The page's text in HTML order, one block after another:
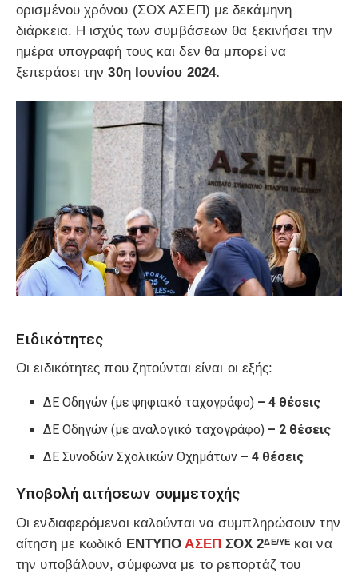
ορισμένου χρόνου (ΣΟΧ ΑΣΕΠ) με δεκάμηνη
διάρκεια. Η ισχύς των συμβάσεων θα ξεκινήσει την
ημέρα υπογραφή τους και δεν θα μπορεί να
ξεπεράσει την 30η Ιουνίου 2024.
Ειδικότητες
Οι ειδικότητες που ζητούνται είναι οι εξής:
ΔΕ Οδηγών (με ψηφιακό ταχογράφο) – 4 θέσεις
ΔΕ Οδηγών (με αναλογικό ταχογράφο) – 2 θέσεις
ΔΕ Συνοδών Σχολικών Οχημάτων – 4 θέσεις
Υποβολή αιτήσεων συμμετοχής
Οι ενδιαφερόμενοι καλούνται να συμπληρώσουν την
αίτηση με κωδικό ΕΝΤΥΠΟΑΣΕΠΣΟΧ 2ΔΕ/ΥΕκαι να
την υποβάλουν, σύμφωνα με το ρεπορτάζ του